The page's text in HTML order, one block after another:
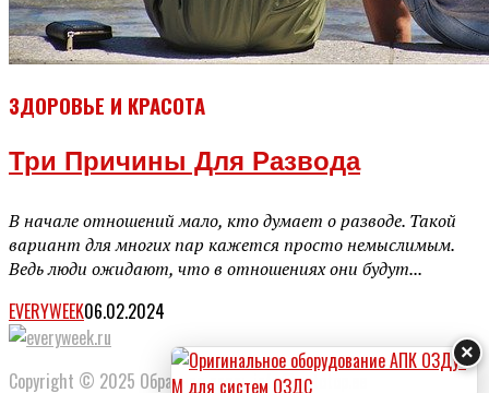
ЗДОРОВЬЕ И КРАСОТА
Три Причины Для Развода
В начале отношений мало, кто думает о разводе. Такой
вариант для многих пар кажется просто немыслимым.
Ведь люди ожидают, что в отношениях они будут...
EVERYWEEK06.02.2024
Copyright © 2025 Обратная связь info@gototop.ee
×